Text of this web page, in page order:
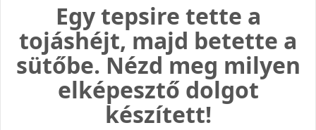
Egy tepsire tette a
tojáshéjt, majd betette a
sütőbe. Nézd meg milyen
elképesztő dolgot
készített!